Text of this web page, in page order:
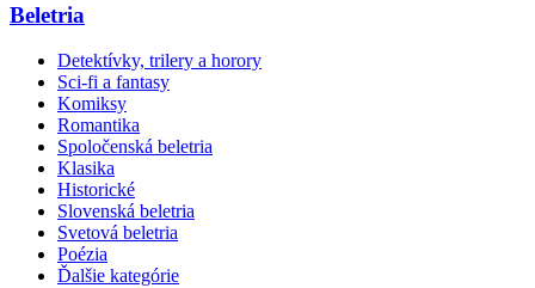
Beletria
Detektívky, trilery a horory
Sci-fi a fantasy
Komiksy
Romantika
Spoločenská beletria
Klasika
Historické
Slovenská beletria
Svetová beletria
Poézia
Ďalšie kategórie